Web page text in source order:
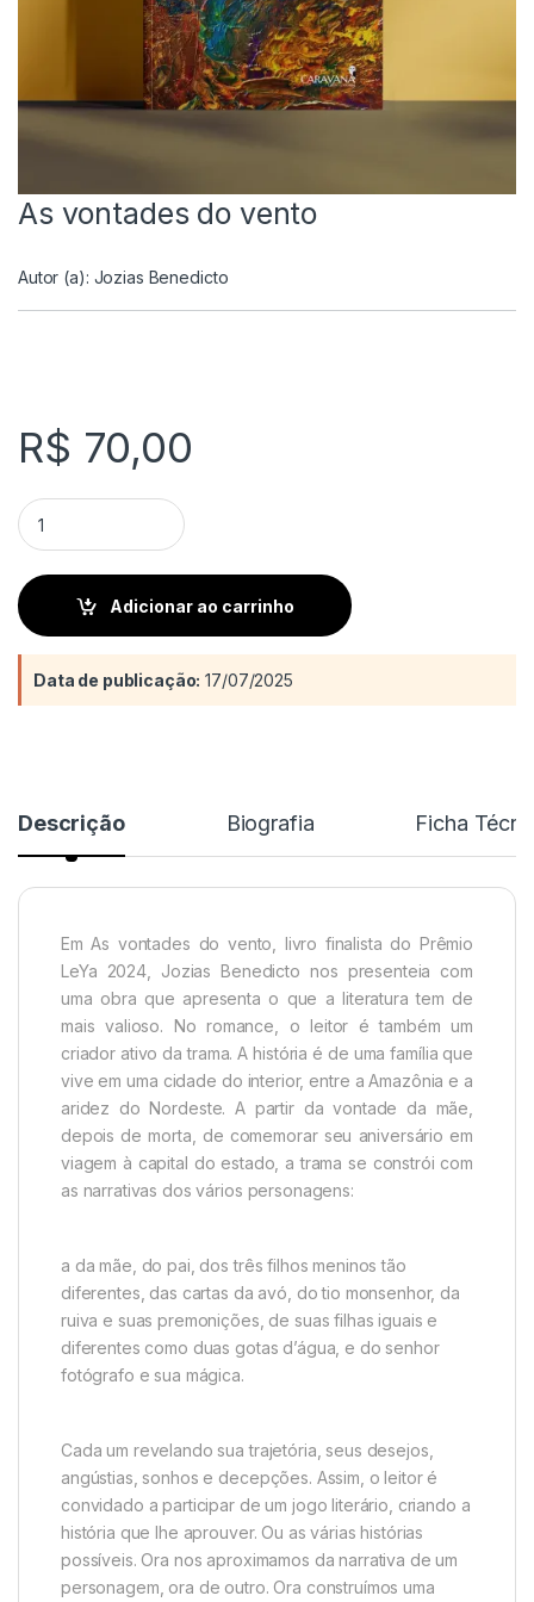
As vontades do vento
Autor (a): Jozias Benedicto
R$ 70,00
As vontades do vento quantity
Adicionar ao carrinho
Data de publicação: 17/07/2025
Descrição Biografia Ficha
Em As vontades do vento, livro finalista do Prêmio
LeYa 2024, Jozias Benedicto nos presenteia com
uma obra que apresenta o que a literatura tem de
mais valioso. No romance, o leitor é também um
criador ativo da trama. A história é de uma família que
vive em uma cidade do interior, entre a Amazônia e a
aridez do Nordeste. A partir da vontade da mãe,
depois de morta, de comemorar seu aniversário em
viagem à capital do estado, a trama se constrói com
as narrativas dos vários personagens:
a da mãe, do pai, dos três filhos meninos tão
diferentes, das cartas da avó, do tio monsenhor, da
ruiva e suas premonições, de suas filhas iguais e
diferentes como duas gotas d’água, e do senhor
fotógrafo e sua mágica.
Cada um revelando sua trajetória, seus desejos,
angústias, sonhos e decepções. Assim, o leitor é
convidado a participar de um jogo literário, criando a
história que lhe aprouver. Ou as várias histórias
possíveis. Ora nos aproximamos da narrativa de um
personagem, ora de outro. Ora construímos uma